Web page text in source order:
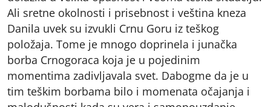
Ali sretne okolnosti i prisebnost i veština kneza
Danila uvek su izvukli Crnu Goru iz teškog
položaja. Tome je mnogo doprinela i junačka
borba Crnogoraca koja je u pojedinim
momentima zadivljavala svet. Dabogme da je u
tim teškim borbama bilo i momenata očajanja i